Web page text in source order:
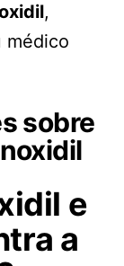
,
médico
sobre
e
a